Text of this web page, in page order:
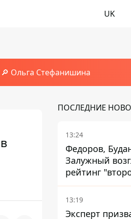
UK
🔎 Ольга Стефанишина
ПОСЛЕДНИЕ
13:24
Федоров,
Залужный
рейтинг
украинцев -
13:19
Эксперт